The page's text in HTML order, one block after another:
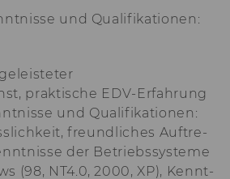
und Qua­li­fi­ka­tio­nen:
praktische EDV-Erfahrung
und Qua­li­fi­ka­tio­nen:
freund­li­ches Auf­tre­
der Be­triebs­sys­te­me
(98, NT4.0, 2000, XP), Kennt­
Dieses Cookie
Spracheinstellung
Nutzer*in. So wird
sichergestellt,
LinkedIn.com-
vom Nutzer
Sprache erscheint.